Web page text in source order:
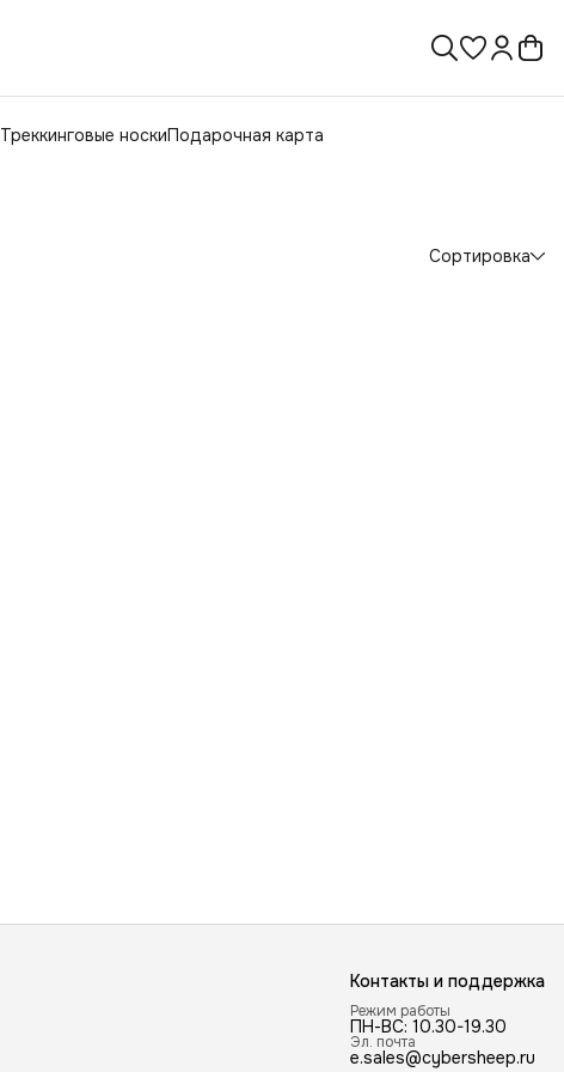
Треккинговые носкиПодарочная карта
Сортировка
Контакты и поддержка
Режим работы
ПН-ВС: 10.30-19.30
Эл. почта
e.sales@cybersheep.ru